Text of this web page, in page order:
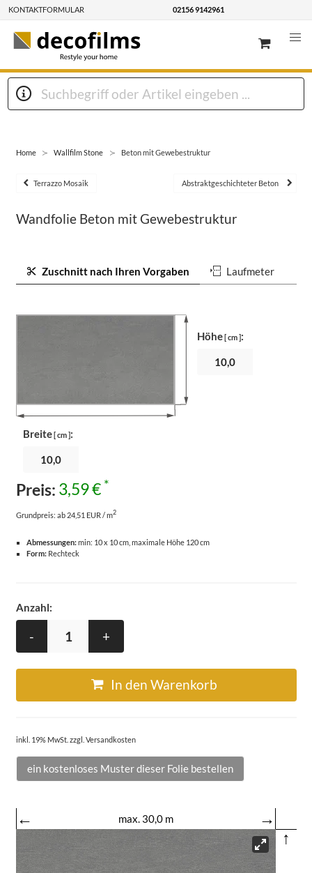
KONTAKTFORMULAR 02156 9142961
Home Wallfilm Stone Beton mit Gewebestruktur
Terrazzo Mosaik Abstraktgeschichteter Beton
Wandfolie Beton mit Gewebestruktur
Zuschnitt nach Ihren Vorgaben Laufmeter
Breite[ cm ]:
Höhe[ cm ]:
Preis: 3,59 € *
Grundpreis: ab 24,51 EUR / m2
Abmessungen:min: 10 x 10 cm, maximale Höhe 120 cm
Form:Rechteck
Anzahl:
- +
In den Warenkorb
inkl. 19% MwSt. zzgl. Versandkosten
ein kostenloses Muster dieser Folie bestellen
← max. 30,0 m
→
↑